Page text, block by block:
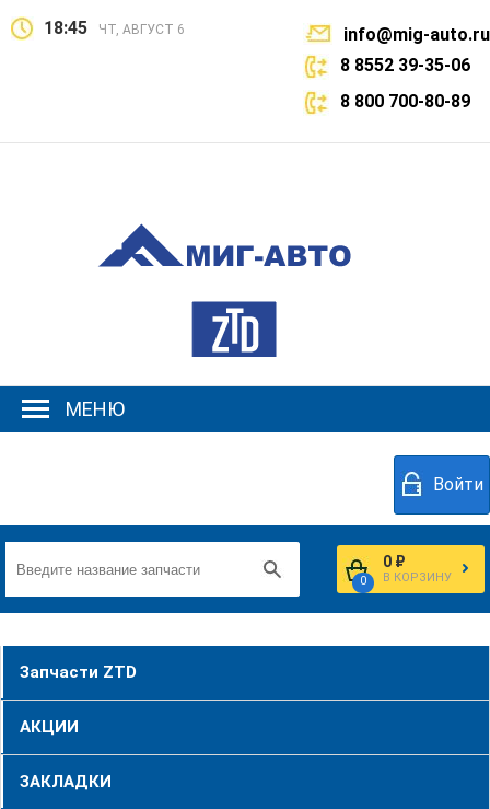
18:45 ЧТ, АВГУСТ 6
info@mig-auto.ru
8 8552 39-35-06
8 800 700-80-89
МЕНЮ
Войти
0
0 ₽
В КОРЗИНУ
Запчасти ZTD
АКЦИИ
ЗАКЛАДКИ